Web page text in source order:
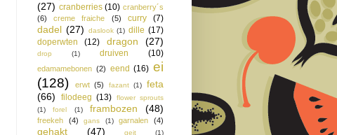
(27) cranberries (10) cranberry´s
(6)
creme fraiche (5) curry (7)
dadel (27) daslook (1) dille (17)
doperwten
(12) dragon (27)
drop (1) druiven (10)
edamamebonen (2) eend (16) ei
(128)
erwt (5) fazant (1)
feta
(66)
filodeeg (13)
flower sprouts
(1)
forel (1) frambozen (48)
freekeh (4) gans (1) garnalen (4)
gehakt (47) geit (1)